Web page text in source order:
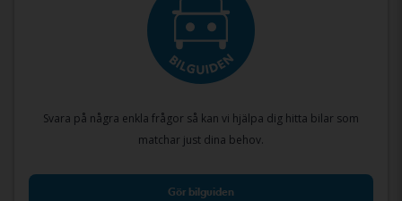
Svara på några enkla frågor så kan vi hjälpa dig hitta bilar som
matchar just dina behov.
Gör bilguiden